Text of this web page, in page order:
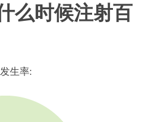
么时候注射百
生率: